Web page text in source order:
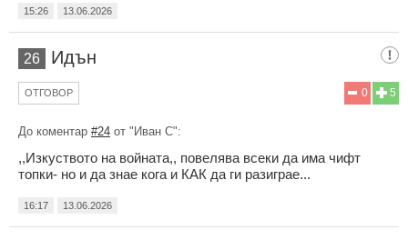
15:26 13.06.2026
26 Идън
5
0
ОТГОВОР
До коментар #24 от "Иван С":
,,Изкуството на войната,, повелява всеки да има чифт
топки- но и да знае кога и КАК да ги разиграе...
16:17 13.06.2026